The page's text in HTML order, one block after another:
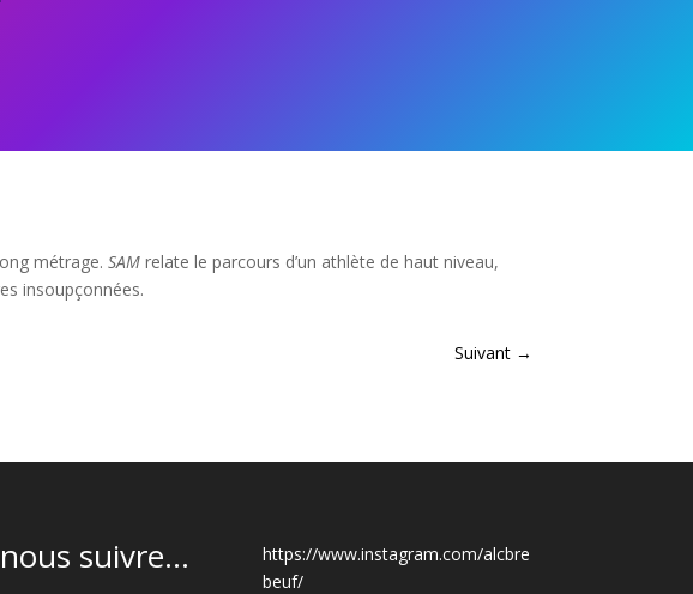
métrage.SAM relate le parcours d’un athlète de haut niveau,
insoupçonnées.
Suivant→
suivre...
https://www.instagram.com/alcbre
beuf/